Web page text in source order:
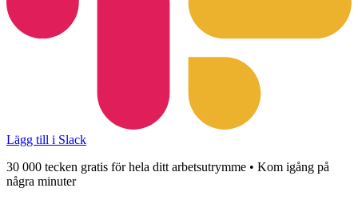
Lägg till i Slack
30 000 tecken gratis för hela ditt arbetsutrymme • Kom igång på
några minuter